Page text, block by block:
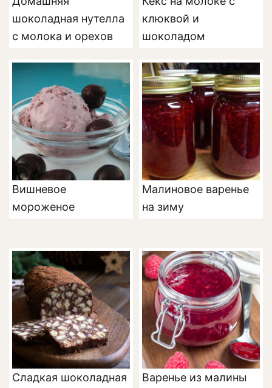
шоколадная нутелла
с молока и орехов
клюквой и
шоколадом
Вишневое
мороженое
Малиновое варенье
на зиму
Сладкая шоколадная
Варенье из малины